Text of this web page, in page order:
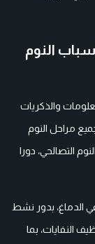
النوم
والذكريات
مراحل النوم
التصالحي، دورا
في الدماغ، بدور نشط
النفايات، بما